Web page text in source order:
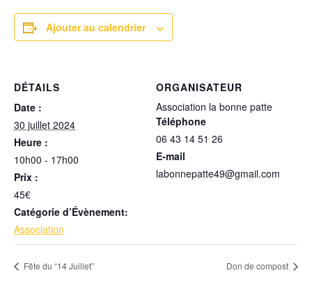
Ajouter au calendrier
DÉTAILS
Date :
30 juillet 2024
Heure :
10h00 - 17h00
Prix :
45€
Catégorie d’Évènement:
Association
ORGANISATEUR
Association la bonne patte
Téléphone
06 43 14 51 26
E-mail
labonnepatte49@gmail.com
Fête du “14 Juillet” Don de compost